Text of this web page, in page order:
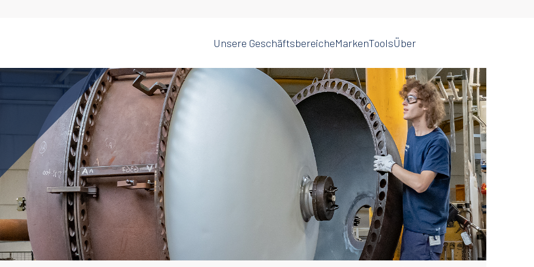
Unsere Geschäftsbereiche
Home Water
Treatment
Water
Supply
Agricultural Spray Nozzles &
Pumps
MarkenToolsÜber